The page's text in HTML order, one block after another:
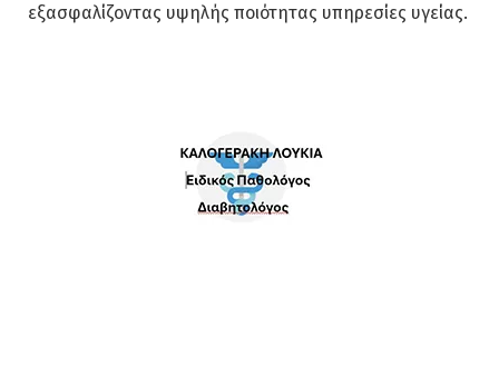
εξασφαλίζοντας υψηλής ποιότητας υπηρεσίες υγείας.